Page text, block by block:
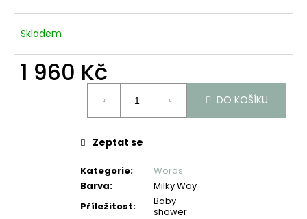
Skladem
1 960 Kč
DO KOŠÍKU
Kategorie:
Words
Barva:
Milky Way
Příležitost:
Baby
shower
Zeptat se
u
č
u
j
e
m